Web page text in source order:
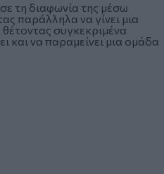
τη διαφωνία της μέσω
παράλληλα να γίνει μια
συγκεκριμένα
και να παραμείνει μια ομάδα